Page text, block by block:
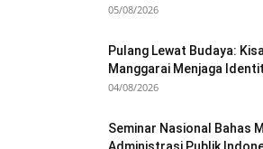
05/08/2026
Pulang Lewat Budaya:
Manggarai Menjaga
04/08/2026
Seminar Nasional Bahas